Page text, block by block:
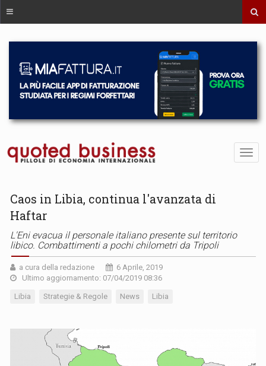
Caos in Libia, continua l'avanzata di
Haftar
L'Eni evacua il personale italiano presente sul territorio
libico. Combattimenti a pochi chilometri da Tripoli
a cura della redazione
6 Aprile, 2019
Ultimo aggiornamento: 07/04/2019 08:36
Libia Strategie & Regole News Libia